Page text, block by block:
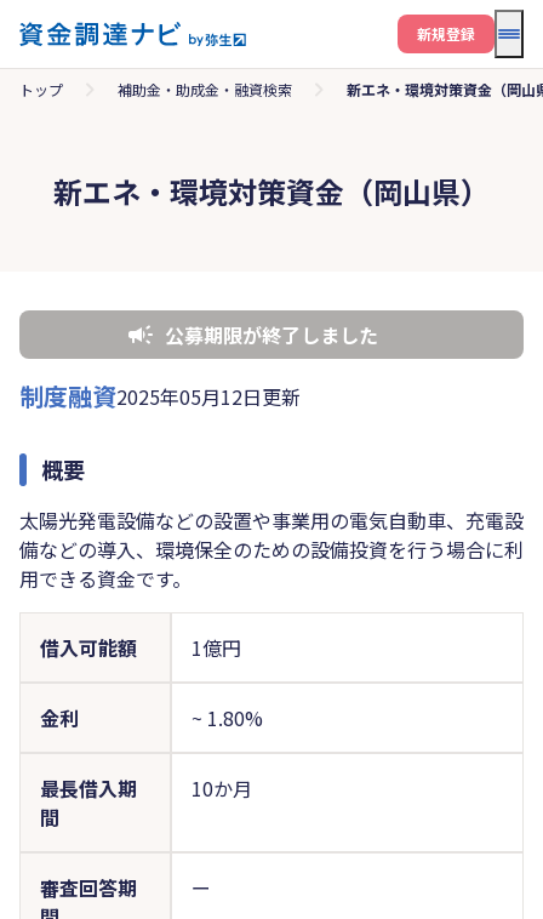
メ
新規登録
トップ 補助金・助成金・融資検索 新エネ・環境対策資金（岡山
新エネ・環境対策資金（岡山県）
公募期限が終了しました
制度融資2025年05月12日更新
概要
太陽光発電設備などの設置や事業用の電気自動車、充電設
備などの導入、環境保全のための設備投資を行う場合に利
用できる資金です。
借入可能額 1億円
金利 ~ 1.80%
最長借入期
間
10か月
審査回答期
ー